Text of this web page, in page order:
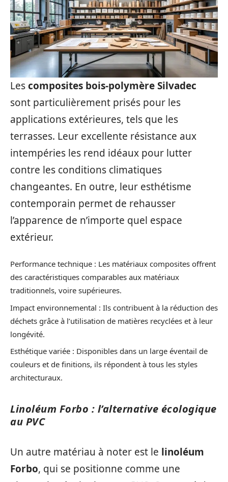
Lescomposites bois-polymère Silvadec
sont particulièrement prisés pour les
applications extérieures, tels que les
terrasses. Leur excellente résistance aux
intempéries les rend idéaux pour lutter
contre les conditions climatiques
changeantes. En outre, leur esthétisme
contemporain permet de rehausser
l’apparence de n’importe quel espace
extérieur.
Performance technique : Les matériaux composites offrent
des caractéristiques comparables aux matériaux
traditionnels, voire supérieures.
Impact environnemental : Ils contribuent à la réduction des
déchets grâce à l’utilisation de matières recyclées et à leur
longévité.
Esthétique variée : Disponibles dans un large éventail de
couleurs et de finitions, ils répondent à tous les styles
architecturaux.
Linoléum Forbo : l’alternative écologique
au PVC
Un autre matériau à noter est le linoléum
Forbo, qui se positionne comme une